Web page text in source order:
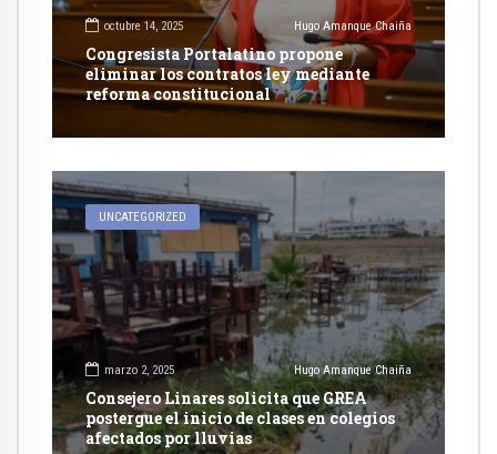
octubre 14, 2025 Hugo Amanque Chaiña
Congresista Portalatino propone
eliminar los contratos ley mediante
reforma constitucional
UNCATEGORIZED
marzo 2, 2025 Hugo Amanque Chaiña
Consejero Linares solicita que GREA
postergue el inicio de clases en colegios
afectados por lluvias